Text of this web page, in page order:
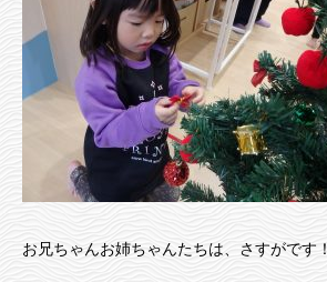
お兄ちゃんお姉ちゃんたちは、さすがです！